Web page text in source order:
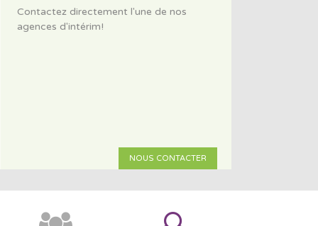
Contactez directement l'une de nos
agences d'intérim!
NOUS CONTACTER